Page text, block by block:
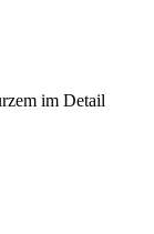
im Detail